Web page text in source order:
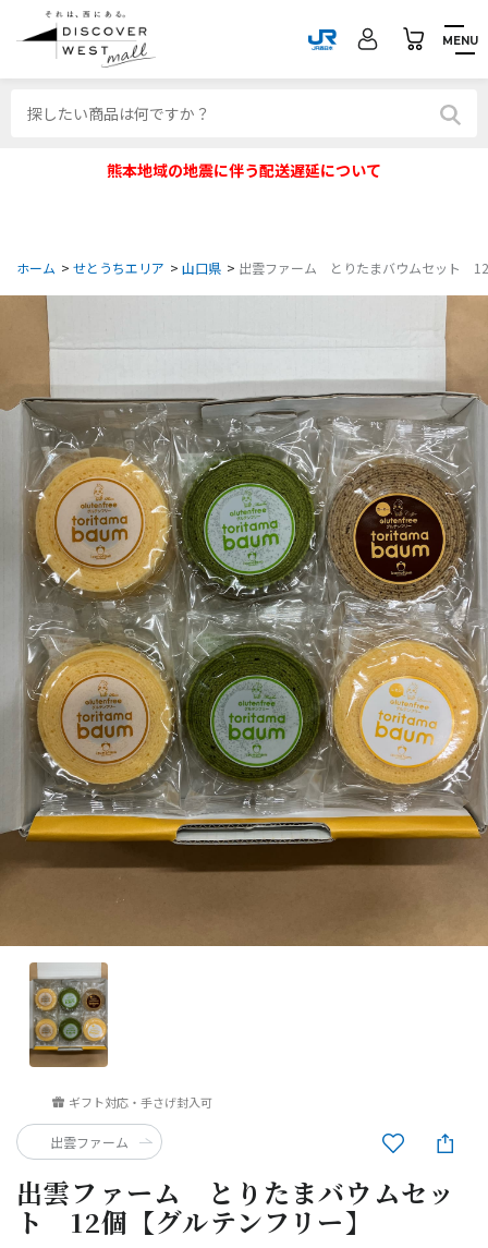
MENU
熊本地域の地震に伴う配送遅延について
ホーム > せとうちエリア > 山口県 > 出雲ファーム とりたまバウムセット
出雲ファーム とりたまバウムセッ
ト 12個【グルテンフリー】
ギフト対応・手さげ封入可
出雲ファーム